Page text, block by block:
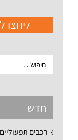
ליחצו
חדש!
רכבים